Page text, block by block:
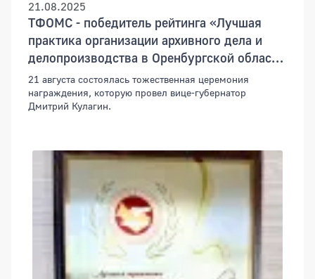
21.08.2025
ТФОМС - победитель рейтинга «Лучшая
практика организации архивного дела и
делопроизводства в Оренбургской области
– 2024»
21 августа состоялась тожественная церемония
награждения, которую провел вице-губернатор
Дмитрий Кулагин.